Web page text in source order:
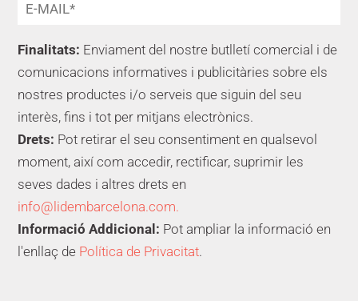
Finalitats: Enviament del nostre butlletí comercial i de
comunicacions informatives i publicitàries sobre els
nostres productes i/o serveis que siguin del seu
interès, fins i tot per mitjans electrònics.
Drets: Pot retirar el seu consentiment en qualsevol
moment, així com accedir, rectificar, suprimir les
seves dades i altres drets en
info@lidembarcelona.com.
Informació Addicional: Pot ampliar la informació en
l'enllaç de Política de Privacitat.